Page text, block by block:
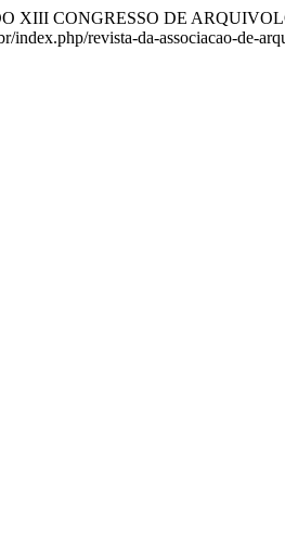
XIII CONGRESSO DE
index.php/revista-da-associacao-de-